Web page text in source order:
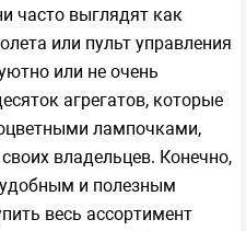
часто выглядят как
или пульт управления
или не очень
агрегатов, которые
лампочками,
владельцев. Конечно,
удобным и полезным
весь ассортимент